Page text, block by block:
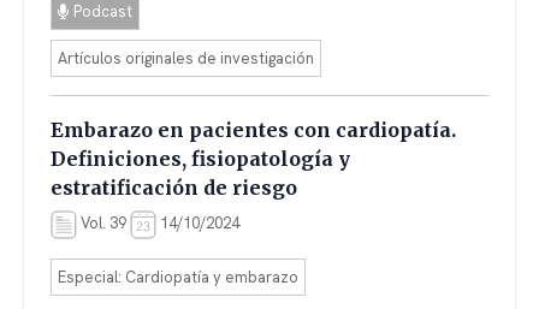
Podcast
Artículos originales de investigación
Embarazo en pacientes con cardiopatía.
Definiciones, fisiopatología y
estratificación de riesgo
Vol. 39 14/10/2024
Especial: Cardiopatía y embarazo